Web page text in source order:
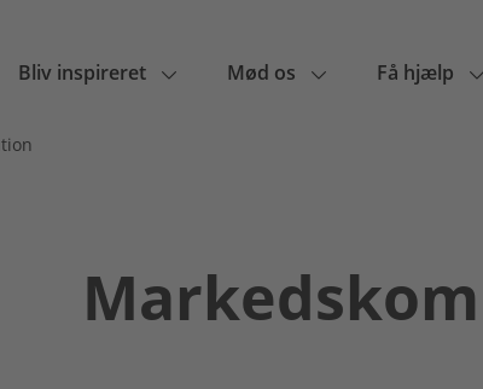
Bliv inspireret Mød os Få hjælp